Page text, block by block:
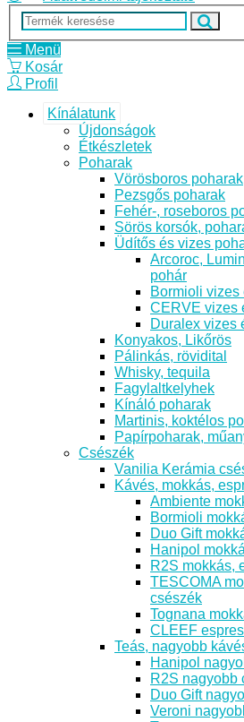
Menü
Kosár
Profil
Kínálatunk
Újdonságok
Étkészletek
Poharak
Vörösboros poharak
Pezsgős poharak
Fehér-, roseboros
Sörös korsók,
Üdítős és vizes
Arcoroc,
pohár
Bormioli vizes
CERVE vizes
Duralex vizes
Konyakos, Likőrös
Pálinkás, rövidital
Whisky, tequila
Fagylaltkelyhek
Kínáló poharak
Martinis, koktélos
Papírpoharak,
Csészék
Vanilia Kerámia
Kávés, mokkás,
Ambiente
Bormioli
Duo Gift
Hanipol
R2S mokkás,
TESCOMA
csészék
Tognana
CLEEF
Teás, nagyobb
Hanipol
R2S nagyobb
Duo Gift
Veroni